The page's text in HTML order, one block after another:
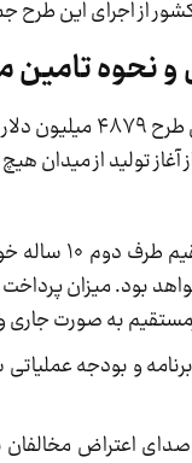
۸۴ میلیارد دلار با قیمت‌های فعلی نفت
و نحوه تامین
برآورد هزینه
تولید از میدان
بازپرداخت
بود. میزان پرداخت
به صورت
و بودجه
اعتراض مخالفان